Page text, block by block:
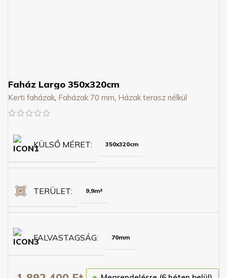
Faház Largo 350x320cm
Kerti faházak Faházak 70 mm Házak terasz nélkül
KÜLSŐ MÉRET 350x320cm
TERÜLET 9,9m²
FALVASTAGSÁG 70mm